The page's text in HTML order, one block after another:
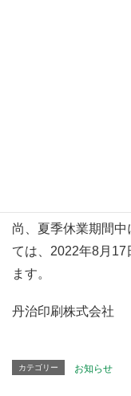
尚、夏季休業期間
ては、2022年8月17
ます。
丹治印刷株式会社
カテゴリー お知らせ